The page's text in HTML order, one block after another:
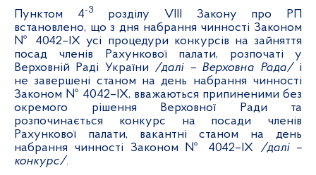
Пунктом 4-3
розділу VIII Закону про РП
встановлено, що з дня набрання чинності Законом
№ 4042–ІХ усі процедури конкурсів на зайняття
посад членів Рахункової палати, розпочаті у
Верховній Раді України /далі – Верховна Рада/і
не завершені станом на день набрання чинності
Законом № 4042–ІХ, вважаються припиненими без
окремого рішення Верховної Ради та
розпочинається конкурс на посади членів
Рахункової палати, вакантні станом на день
набрання чинності Законом № 4042–ІХ /далі –
конкурс/.